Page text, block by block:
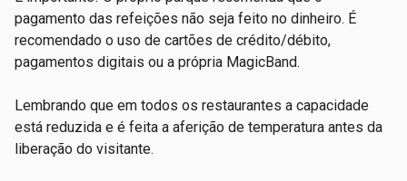
pagamento das refeições não seja feito no dinheiro. É
recomendado o uso de cartões de crédito/débito,
pagamentos digitais ou a própria MagicBand.
Lembrando que em todos os restaurantes a capacidade
está reduzida e é feita a aferição de temperatura antes da
liberação do visitante.